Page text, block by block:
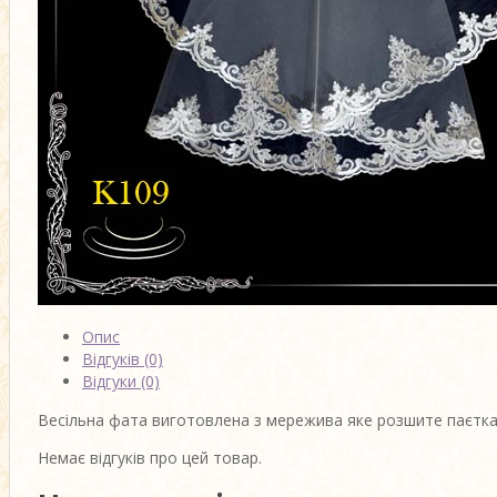
Опис
Відгуків (0)
Відгуки (0)
Весільна фата виготовлена з мережива яке розшите
Немає відгуків про цей товар.